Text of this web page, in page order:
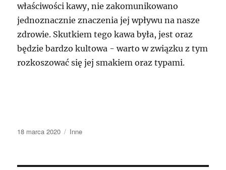
właściwości kawy, nie zakomunikowano
jednoznacznie znaczenia jej wpływu na nasze
zdrowie. Skutkiem tego kawa była, jest oraz
będzie bardzo kultowa - warto w związku z tym
rozkoszować się jej smakiem oraz typami.
Data
18 marca 2020 Kategorie
Inne